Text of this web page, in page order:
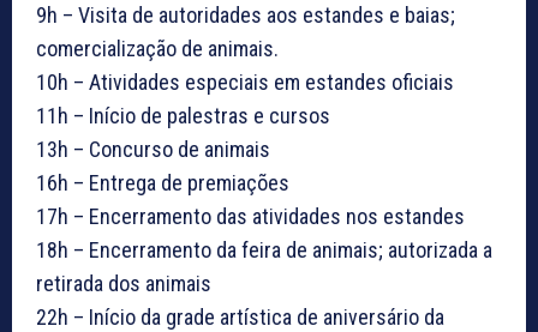
9h – Visita de autoridades aos estandes e baias;
comercialização de animais.
10h – Atividades especiais em estandes oficiais
11h – Início de palestras e cursos
13h – Concurso de animais
16h – Entrega de premiações
17h – Encerramento das atividades nos estandes
18h – Encerramento da feira de animais; autorizada a
retirada dos animais
22h – Início da grade artística de aniversário da